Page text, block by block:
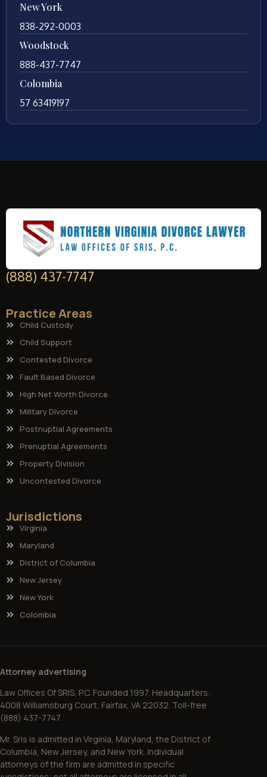
New York
838-292-0003
Woodstock
888-437-7747
Colombia
57 63419197
(888) 437-7747
Practice Areas
Child Custody
Child Support
Contested Divorce
Fault Based Divorce
High Net Worth Divorce
Military Divorce
Postnuptial Agreements
Prenuptial Agreements
Property Division
Uncontested Divorce
Jurisdictions
Virginia
Maryland
District of Columbia
New Jersey
New York
Colombia
Attorney advertising
Law Offices Of SRIS, P.C. Founded 1997. Headquarters:
4008 Williamsburg Court, Fairfax, VA 22032. Toll-free
(888) 437-7747.
Mr. Sris is admitted in Virginia, Maryland, the District of
Columbia, New Jersey, and New York. Individual
attorneys of the firm are admitted in specific